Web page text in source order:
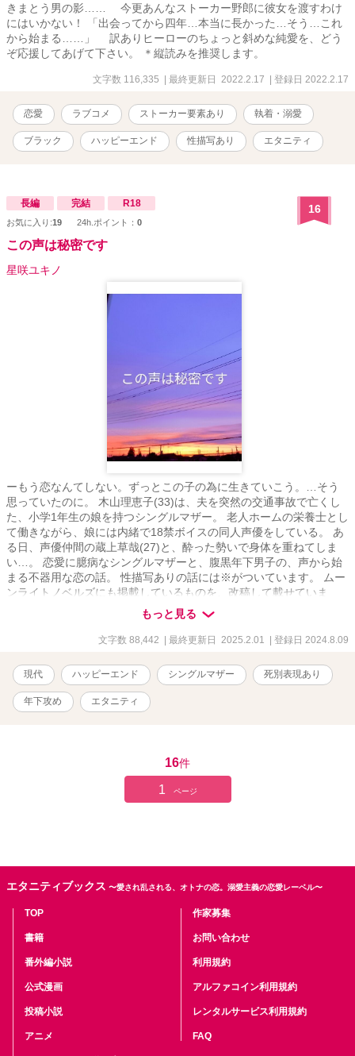
きまとう男の影…… 今更あんなストーカー野郎に彼女を渡すわけ
にはいかない！ 「出会ってから四年…本当に長かった…そう…これ
から始まる……」 訳ありヒーローのちょっと斜めな純愛を、どう
ぞ応援してあげて下さい。 ＊縦読みを推奨します。
文字数 116,335 | 最終更新日 2022.2.17 | 登録日 2022.2.17
恋愛 ラブコメ ストーカー要素あり 執着・溺愛
ブラック ハッピーエンド 性描写あり エタニティ
長編 完結 R18
お気に入り:19 24h.ポイント： 0
16
この声は秘密です
星咲ユキノ
ーもう恋なんてしない。ずっとこの子の為に生きていこう。…そう
思っていたのに。 木山理恵子(33)は、夫を突然の交通事故で亡くし
た、小学1年生の娘を持つシングルマザー。 老人ホームの栄養士とし
て働きながら、娘には内緒で18禁ボイスの同人声優をしている。 あ
る日、声優仲間の蔵上草哉(27)と、酔った勢いで身体を重ねてしま
い…。 恋愛に臆病なシングルマザーと、腹黒年下男子の、声から始
まる不器用な恋の話。 性描写ありの話には※がついています。 ムー
ンライトノベルズにも掲載しているものを、改稿して載せていま
もっと見る
文字数 88,442 | 最終更新日 2025.2.01 | 登録日 2024.8.09
現代 ハッピーエンド シングルマザー 死別表現あり
年下攻め エタニティ
16件
1 ページ
エタニティブックス 〜愛され乱される、オトナの恋。溺愛主義の恋愛レーベル〜
TOP
書籍
番外編小説
公式漫画
投稿小説
アニメ
作家募集
お問い合わせ
利用規約
アルファコイン利用規約
レンタルサービス利用規約
FAQ